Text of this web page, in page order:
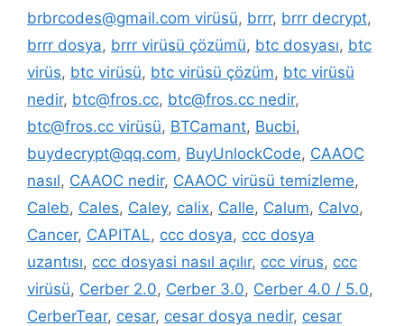
brbrcodes@gmail.com virüsü, brrr, brrr decrypt,
brrr dosya, brrr virüsü çözümü, btc dosyası, btc
virüs, btc virüsü, btc virüsü çözüm, btc virüsü
nedir, btc@fros.cc, btc@fros.cc nedir,
btc@fros.cc virüsü, BTCamant, Bucbi,
buydecrypt@qq.com, BuyUnlockCode, CAAOC
nasıl, CAAOC nedir, CAAOC virüsü temizleme,
Caleb, Cales, Caley, calix, Calle, Calum, Calvo,
Cancer, CAPITAL, ccc dosya, ccc dosya
uzantısı, ccc dosyasi nasıl açılır, ccc virus, ccc
virüsü, Cerber 2.0, Cerber 3.0, Cerber 4.0 / 5.0,
CerberTear, cesar, cesar dosya nedir, cesar